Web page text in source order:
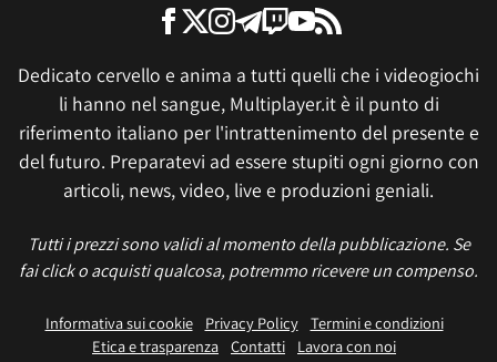
Dedicato cervello e anima a tutti quelli che i videogiochi
li hanno nel sangue, Multiplayer.it è il punto di
riferimento italiano per l'intrattenimento del presente e
del futuro. Preparatevi ad essere stupiti ogni giorno con
articoli, news, video, live e produzioni geniali.
Tutti i prezzi sono validi al momento della pubblicazione. Se
fai click o acquisti qualcosa, potremmo ricevere un compenso.
Informativa sui cookie Privacy Policy
Termini e condizioni
Etica e trasparenza Contatti Lavora con noi